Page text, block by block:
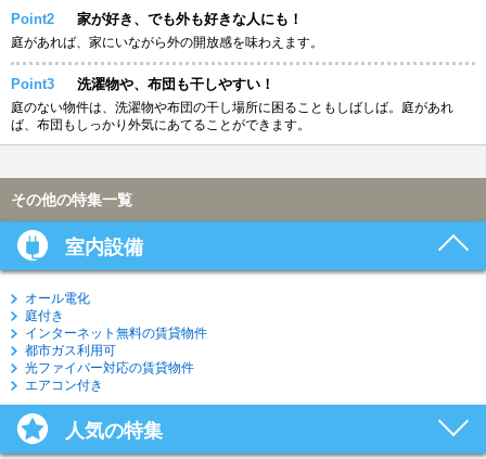
Point2 家が好き、でも外も好きな人にも！
庭があれば、家にいながら外の開放感を味わえます。
Point3 洗濯物や、布団も干しやすい！
庭のない物件は、洗濯物や布団の干し場所に困ることもしばしば。庭があれ
ば、布団もしっかり外気にあてることができます。
その他の特集一覧
室内設備
オール電化
庭付き
インターネット無料の賃貸物件
都市ガス利用可
光ファイバー対応の賃貸物件
エアコン付き
人気の特集